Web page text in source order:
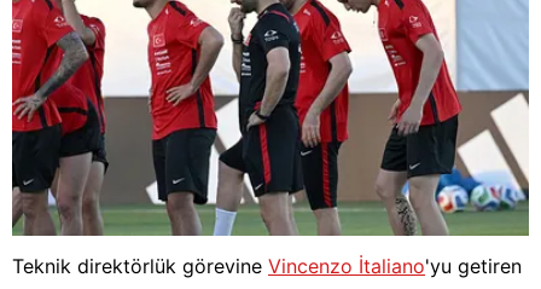
Teknik direktörlük görevine Vincenzo İtaliano'yu getiren